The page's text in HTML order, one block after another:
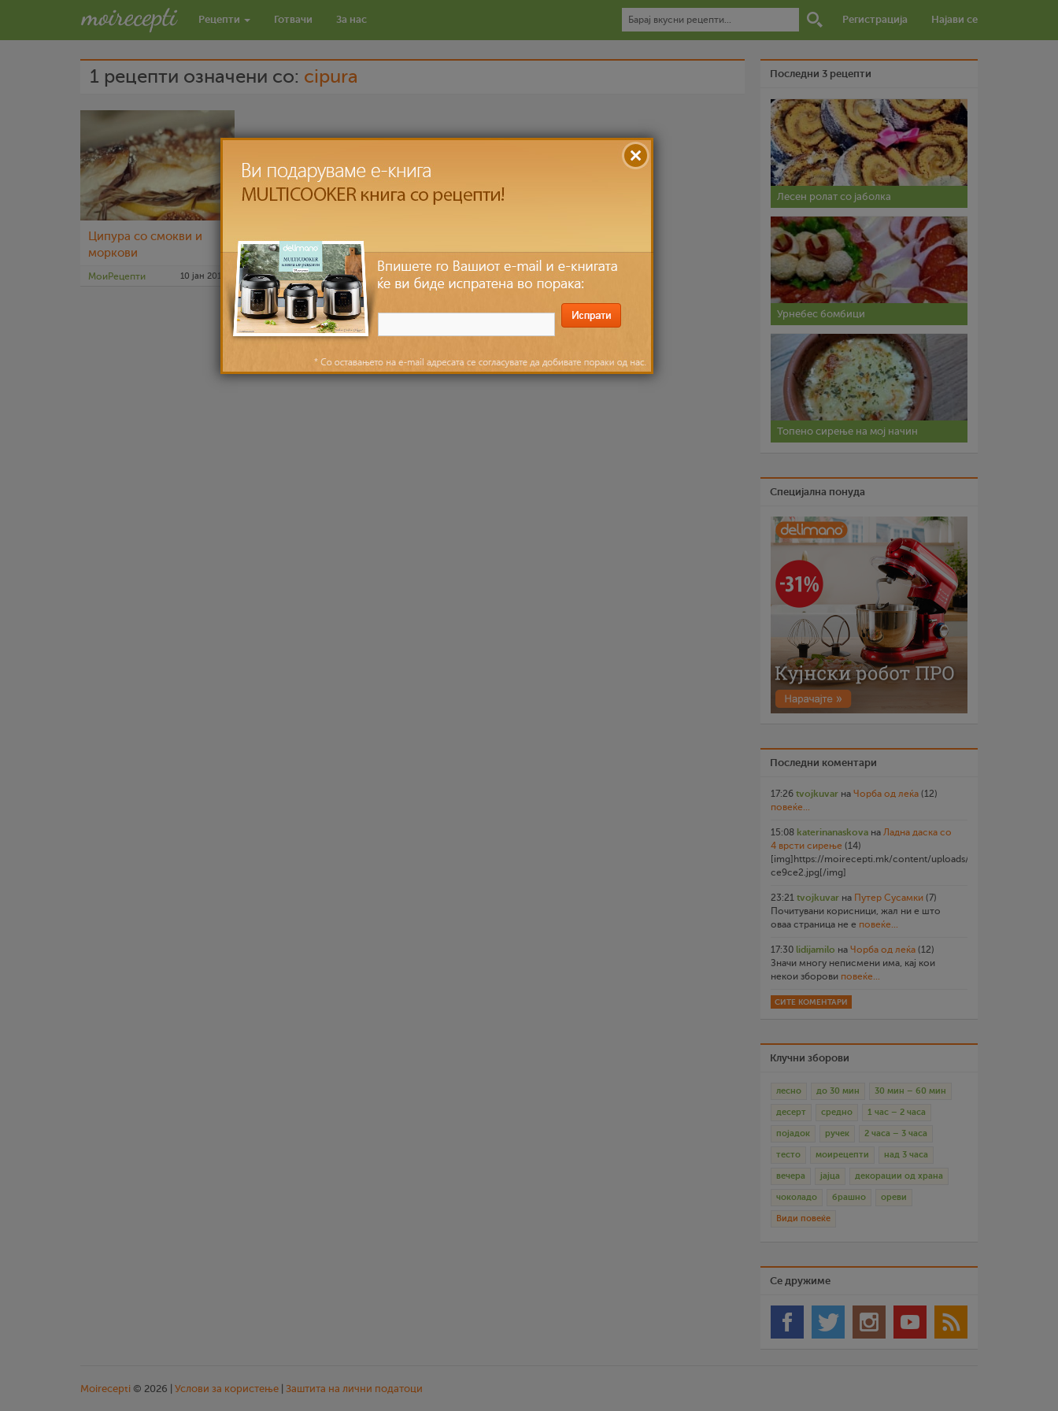
Рецепти Готвачи За нас Регистрација Најави се
1 рецепти означени со: cipura
Ципура со смокви и
моркови
МоиРецепти 10 јан 2019
Последни 3 рецепти
Лесен ролат со јаболка
Урнебес бомбици
Топено сирење на мој начин
Специјална понуда
Последни коментари
17:26 tvojkuvar на Чорба од леќа (12)
повеќе...
15:08 katerinanaskova на Ладна даска со
4 врсти сирење (14)
[img]https://moirecepti.mk/content/uploads/2026/07/
ce9ce2.jpg[/img]
23:21 tvojkuvar на Путер Сусамки (7)
Почитувани корисници, жал ни е што
оваа страница не е повеќе...
17:30 lidijamilo на Чорба од леќа (12)
Значи многу неписмени има, кај кои
некои зборови повеќе...
СИТЕ КОМЕНТАРИ
Клучни зборови
лесно до 30 мин 30 мин – 60 мин
десерт средно 1 час – 2 часа
појадок ручек 2 часа – 3 часа
тесто моирецепти над 3 часа
вечера јајца декорации од храна
чоколадо брашно ореви
Види повеќе
Се дружиме
Moirecepti © 2026 | Услови за користење Заштита на лични податоци